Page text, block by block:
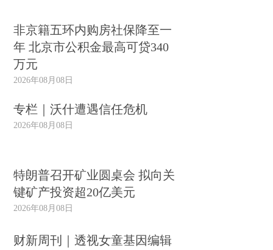
非京籍五环内购房社保降至一
年 北京市公积金最高可贷340
万元
2026年08月08日
专栏｜沃什遭遇信任危机
2026年08月08日
特朗普召开矿业圆桌会 拟向关
键矿产投资超20亿美元
2026年08月08日
财新周刊｜透视女童基因编辑